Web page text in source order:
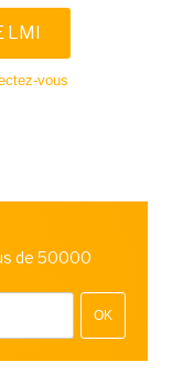
LMI
vous
de 50000
OK